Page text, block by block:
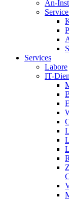
An-
Services
Labore
IT-